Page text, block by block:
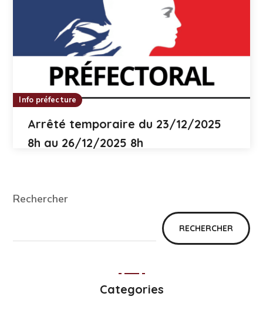
Info préfecture
Arrêté temporaire du 23/12/2025
8h au 26/12/2025 8h
Rechercher
RECHERCHER
Categories